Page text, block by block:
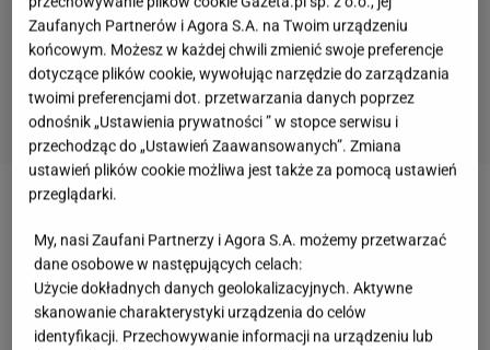
wakacjach
Beata Kozidrak pokazała zdjęcie, na którym widać,
jak wypoczywa na wakacjach. Fani artystki od razu
Zaufanych Partnerów i Agora S.A. na Twoim urządzeniu
końcowym. Możesz w każdej chwili zmienić swoje preferencje
dotyczące plików cookie, wywołując narzędzie do zarządzania
twoimi preferencjami dot. przetwarzania danych poprzez
odnośnik „Ustawienia prywatności ” w stopce serwisu i
przechodząc do „Ustawień Zaawansowanych”. Zmiana
ustawień plików cookie możliwa jest także za pomocą ustawień
przeglądarki.
My, nasi Zaufani Partnerzy i Agora S.A. możemy przetwarzać
dane osobowe w następujących celach:
Użycie dokładnych danych geolokalizacyjnych. Aktywne
skanowanie charakterystyki urządzenia do celów
identyfikacji. Przechowywanie informacji na urządzeniu lub